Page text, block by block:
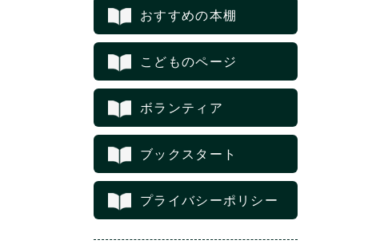
おすすめの本棚
こどものページ
ボランティア
ブックスタート
プライバシーポリシー